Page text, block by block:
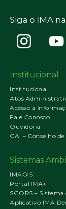
Siga o IMA
Institucional
Institucional
Atos
Acesso à
Fale Conosco
Ouvidoria
CAI – Conselho
Sistemas
IMAGIS
Portal IMA+
SGORS –
Aplicativo IMA